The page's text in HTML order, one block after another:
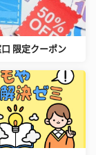
限定クーポン